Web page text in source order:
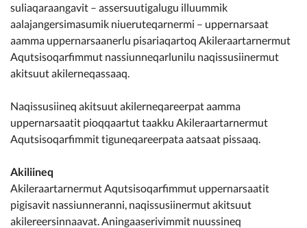
suliaqaraangavit – assersuutigalugu illuummik
aalajangersimasumik niueruteqarnermi – uppernarsaat
aamma uppernarsaanerlu pisariaqartoq Akileraartarnermut
Aqutsisoqarfimmut nassiunneqarlunilu naqissusiinermut
akitsuut akilerneqassaaq.
Naqissusiineq akitsuut akilerneqareerpat aamma
uppernarsaatit pioqqaartut taakku Akileraartarnermut
Aqutsisoqarfimmit tiguneqareerpata aatsaat pissaaq.
Akiliineq
Akileraartarnermut Aqutsisoqarfimmut uppernarsaatit
pigisavit nassiunneranni, naqissusiinermut akitsuut
akilereersinnaavat. Aningaaserivimmit nuussineq